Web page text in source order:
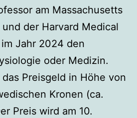
am Massachusetts
der Harvard Medical
Jahr 2024 den
oder Medizin.
Preisgeld in Höhe von
Kronen (ca.
Preis wird am 10.